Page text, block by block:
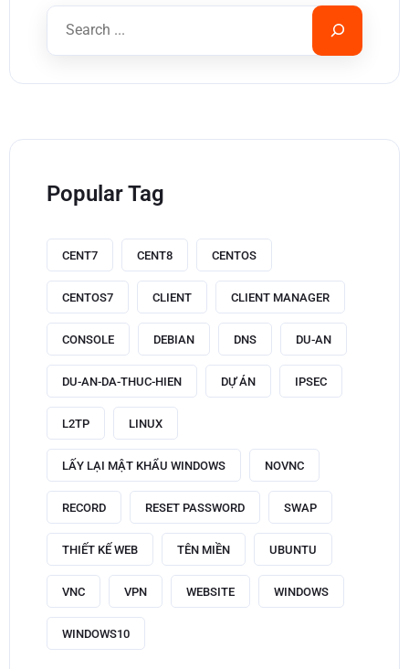
Popular Tag
CENT7 CENT8 CENTOS
CENTOS7 CLIENT CLIENT MANAGER
CONSOLE DEBIAN DNS DU-AN
DU-AN-DA-THUC-HIEN DỰ ÁN IPSEC
L2TP LINUX
LẤY LẠI MẬT KHẨU WINDOWS NOVNC
RECORD RESET PASSWORD SWAP
THIẾT KẾ WEB TÊN MIỀN UBUNTU
VNC VPN WEBSITE WINDOWS
WINDOWS10